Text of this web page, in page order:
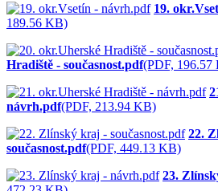
19.
189.56 KB)
Hradiště - současnost.pdf(PDF, 196.57
návrh.pdf(PDF, 213.94 KB)
22.
současnost.pdf(PDF, 449.13 KB)
23.